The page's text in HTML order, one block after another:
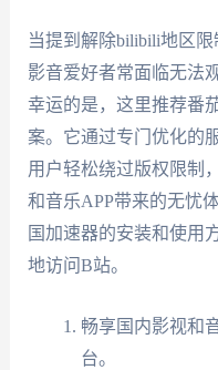
当提到解除bilibili地区
影音爱好者常面临无法
幸运的是，这里推荐番
案。它通过专门优化的
用户轻松绕过版权限制
和音乐APP带来的无忧
国加速器的安装和使用
地访问B站。
畅享国内影视和
台。